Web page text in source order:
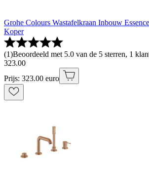
Grohe Colours Wastafelkraan Inbouw
Koper
(1)Beoordeeld met 5.0 van de 5 sterren, 1
323.00
Prijs: 323.00 euro